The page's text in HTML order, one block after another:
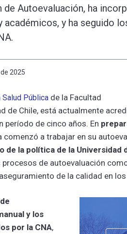
Autoevaluación, ha
académicos, y ha seguido
2025
Salud Pública de la Facultad
de Chile, está actualmente
período de cinco años. En
comenzó a trabajar en su
la política de la Universidad
procesos de autoevaluación
de la calidad en
y los
por la CNA,